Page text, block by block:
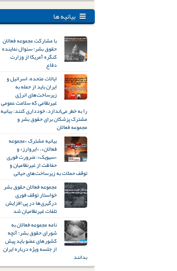
بیانیه ها
با مشارکت مجموعه فعالان
حقوق بشر؛ سئوال نماینده
کنگره آمریکا از وزارت
دفاع
ایالات متحده، اسرائیل و
ایران باید از حمله به
زیرساخت‌های انرژی
غیرنظامی که سلامت عمومی
را به خطر می‌اندازد، خودداری کنند: بیانیه
مشترک پزشکان برای حقوق بشر و
مجموعه فعالان
بیانیه مشترک «مجموعه
فعالان»، «ایروارز» و
«سیویک»: ضرورت فوری
حفاظت از غیرنظامیان و
توقف حملات به زیرساخت‌های حیاتی
مجموعه فعالان حقوق بشر
خواستار توقف فوری
درگیری‌ها در پی افزایش
تلفات غیرنظامیان شد
نامه مجموعه فعالان به
شورای حقوق بشر؛ آنچه
کشورهای عضو باید پیش
از جلسه ویژه درباره ایران
بدانند